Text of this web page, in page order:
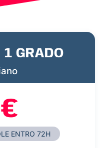
GRADO
ENTRO 72H